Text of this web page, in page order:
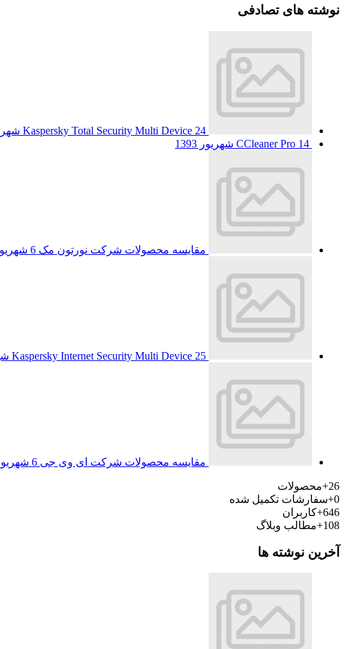
نوشته های تصادفی
Kaspersky Total Security Multi Device 24 شهریور 1393
CCleaner Pro 14 شهریور 1393
مقایسه محصولات شرکت نورتون مک 6 شهریور 1393
Kaspersky Internet Security Multi Device 25 شهریور 1393
مقایسه محصولات شرکت ای وی جی 6 شهریور 1393
26+
محصولات
0+ سفارشات تکمیل شده
646+ کاربران
108+
مطالب وبلاگ
آخرین نوشته ها